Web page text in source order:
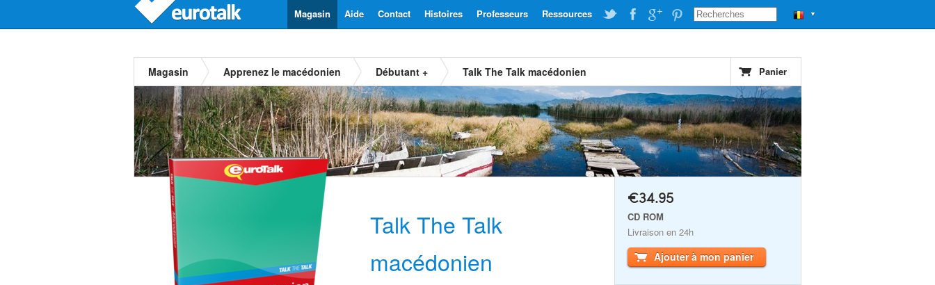
▼
Ressources
Professeurs
Histoires
Contact
Aide
Magasin
Magasin Apprenez le macédonien Débutant + Talk The Talk macédonien Panier
Talk The Talk
macédonien
€34.95
CD ROM
Livraison en 24h
Ajouter à mon panier